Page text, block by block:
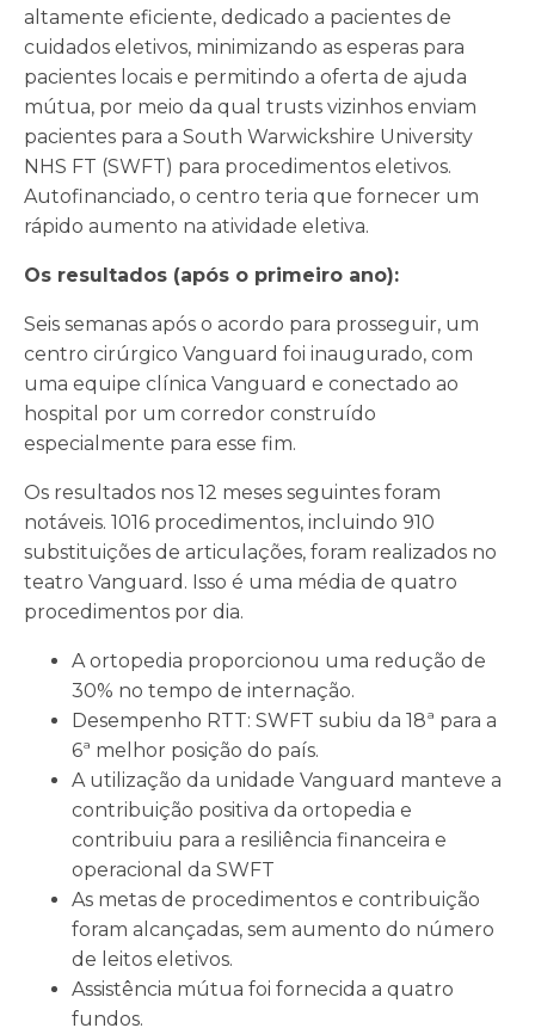
altamente eficiente, dedicado a pacientes de
cuidados eletivos, minimizando as esperas para
pacientes locais e permitindo a oferta de ajuda
mútua, por meio da qual trusts vizinhos enviam
pacientes para a South Warwickshire University
NHS FT (SWFT) para procedimentos eletivos.
Autofinanciado, o centro teria que fornecer um
rápido aumento na atividade eletiva.
Os resultados (após o primeiro ano):
Seis semanas após o acordo para prosseguir, um
centro cirúrgico Vanguard foi inaugurado, com
uma equipe clínica Vanguard e conectado ao
hospital por um corredor construído
especialmente para esse fim.
Os resultados nos 12 meses seguintes foram
notáveis. 1016 procedimentos, incluindo 910
substituições de articulações, foram realizados no
teatro Vanguard. Isso é uma média de quatro
procedimentos por dia.
A ortopedia proporcionou uma redução de
30% no tempo de internação.
Desempenho RTT: SWFT subiu da 18ª para a
6ª melhor posição do país.
A utilização da unidade Vanguard manteve a
contribuição positiva da ortopedia e
contribuiu para a resiliência financeira e
operacional da SWFT
As metas de procedimentos e contribuição
foram alcançadas, sem aumento do número
de leitos eletivos.
Assistência mútua foi fornecida a quatro
fundos.